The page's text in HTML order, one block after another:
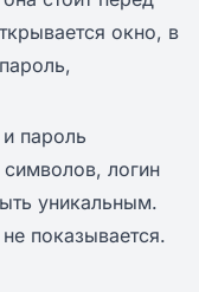
окно, в
пароль
логин
уникальным.
показывается.